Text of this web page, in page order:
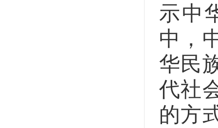
示中
中，
华民
代社
的方